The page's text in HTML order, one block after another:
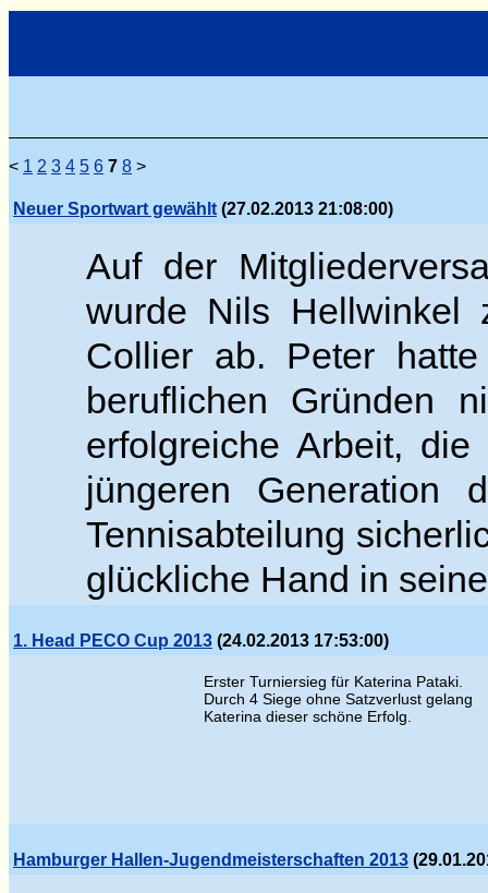
< 1 2 3 4 5 6 7 8 >
Neuer Sportwart gewählt (27.02.2013 21:08:00)
Auf der
wurde Nils Hellwinkel
Collier ab. Peter
beruflichen Gründen
erfolgreiche Arbeit,
jüngeren Generation
Tennisabteilung
glückliche Hand in
1. Head PECO Cup 2013 (24.02.2013 17:53:00)
Erster Turniersieg für Katerina Pataki.
Durch 4 Siege ohne Satzverlust gelang
Katerina dieser schöne Erfolg.
Hamburger Hallen-Jugendmeisterschaften 2013